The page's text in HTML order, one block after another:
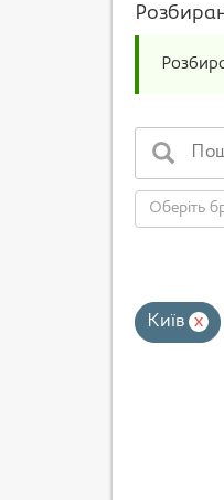
Оберіть
Київ x